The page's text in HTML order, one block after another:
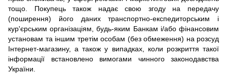
тощо. Покупець також надає свою згоду на передачу
(поширення) його даних транспортно-експедиторським і
кур'єрським організаціям, будь-яким Банкам і/або фінансовим
установам та іншим третім особам (без обмеження) на розсуд
Інтернет-магазину, а також у випадках, коли розкриття такої
інформації встановлено вимогами чинного законодавства
України.